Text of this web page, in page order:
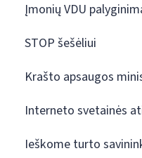
Įmonių VDU
STOP šešėliui
Krašto apsaugos
Interneto svetainės
Ieškome turto